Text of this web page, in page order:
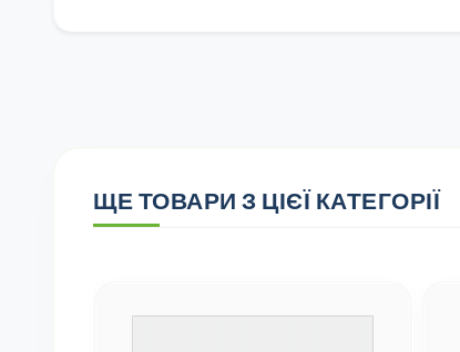
ЩЕ ТОВАРИ З ЦІЄЇ КАТЕГОРІЇ